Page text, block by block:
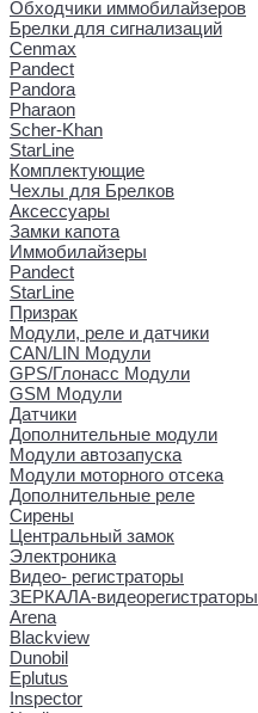
Обходчики иммобилайзеров
Брелки для сигнализаций
Cenmax
Pandect
Pandora
Pharaon
Scher-Khan
StarLine
Комплектующие
Чехлы для Брелков
Аксессуары
Замки капота
Иммобилайзеры
Pandect
StarLine
Призрак
Модули, реле и датчики
CAN/LIN Модули
GPS/Глонасс Модули
GSM Модули
Датчики
Дополнительные модули
Модули автозапуска
Модули моторного отсека
Дополнительные реле
Сирены
Центральный замок
Электроника
Видео- регистраторы
ЗЕРКАЛА-видеорегистраторы
Arena
Blackview
Dunobil
Eplutus
Inspector